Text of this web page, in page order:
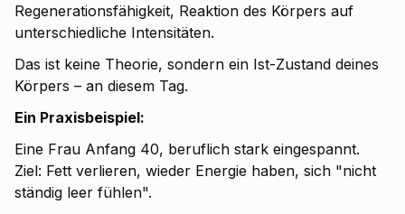
Regenerationsfähigkeit, Reaktion des Körpers auf
unterschiedliche Intensitäten.
Das ist keine Theorie, sondern ein Ist-Zustand deines
Körpers – an diesem Tag.
Ein Praxisbeispiel:
Eine Frau Anfang 40, beruflich stark eingespannt.
Ziel: Fett verlieren, wieder Energie haben, sich "nicht
ständig leer fühlen".